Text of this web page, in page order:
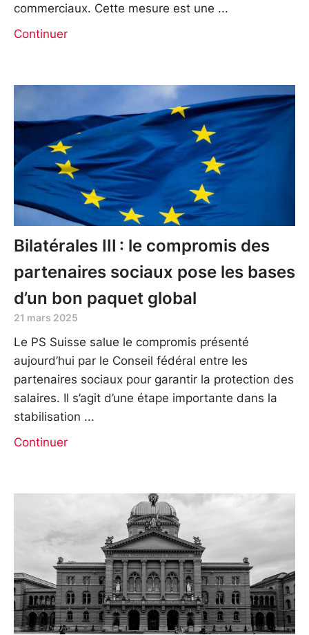
commerciaux. Cette mesure est une
Continuer
Bilatérales III : le compromis des
partenaires sociaux pose les bases
d’un bon paquet global
21 mars 2025
Le PS Suisse salue le compromis présenté
aujourd’hui par le Conseil fédéral entre les
partenaires sociaux pour garantir la protection des
salaires. Il s’agit d’une étape importante dans la
stabilisation
Continuer